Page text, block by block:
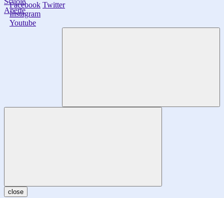
Facebook Twitter
Instagram
Youtube
close